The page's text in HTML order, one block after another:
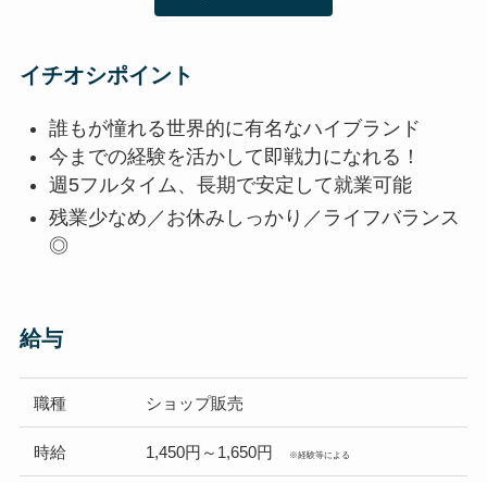
イチオシポイント
誰もが憧れる世界的に有名なハイブランド
今までの経験を活かして即戦力になれる！
週5フルタイム、長期で安定して就業可能
残業少なめ／お休みしっかり／ライフバランス
◎
給与
職種 ショップ販売
時給 1,450円～1,650円 ※経験等による